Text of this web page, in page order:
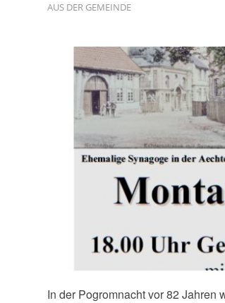
AUS DER GEMEINDE
In der Pogromnacht vor 82 Jahren